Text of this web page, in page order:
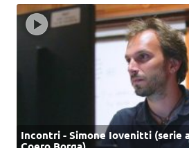
Incontri - Simone Iovenitti (serie